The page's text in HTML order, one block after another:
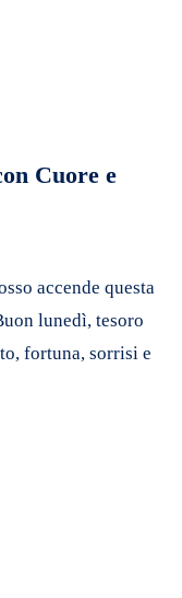
Cuore e
accende questa
lunedì, tesoro
fortuna, sorrisi e